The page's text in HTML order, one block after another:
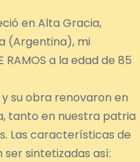
en Alta Gracia,
(Argentina), mi
RAMOS a la edad de 85
su obra renovaron en
tanto en nuestra patria
Las características de
sintetizadas así: